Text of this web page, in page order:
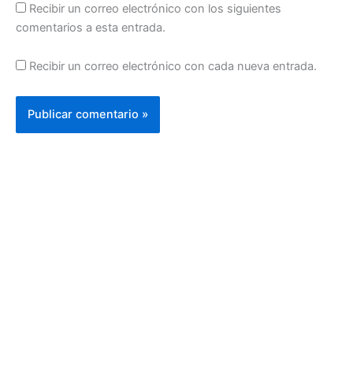
Recibir un correo electrónico con los siguientes
comentarios a esta entrada.
Recibir un correo electrónico con cada nueva entrada.